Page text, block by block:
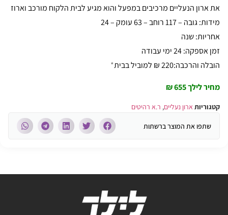
את ארון הנעליים מרכיבים במפעל והוא מגיע לבית הלקוח מורכב וארוז
מידות: גובה – 117 רוחב – 63 עומק – 24
אחריות: שנה
זמן אספקה: 24 ימי עבודה
הובלה והרכבה:220 ₪ למוביל בבית
*
מחיר לילך 655 ₪
קטגוריות ארון נעליים, ר.א רהיטים
שתפו את המוצר ברשתות